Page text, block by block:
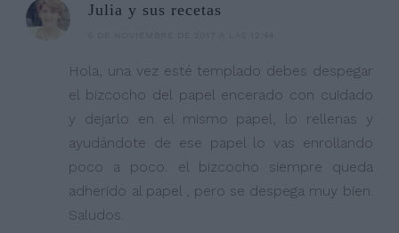
Julia y sus recetas
Hola, una vez esté templado debes despegar
el bizcocho del papel encerado con cuidado
y dejarlo en el mismo papel, lo rellenas y
ayudándote de ese papel lo vas enrollando
poco a poco. el bizcocho siempre queda
adherido al papel , pero se despega muy bien.
Saludos.